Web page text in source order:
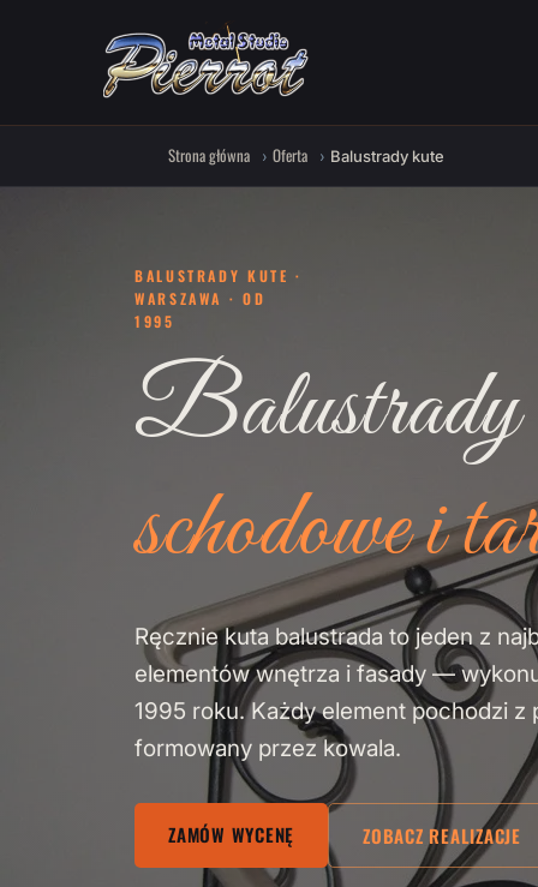
Strona główna Oferta Balustrady kute
BALUSTRADY KUTE ·
WARSZAWA · OD
1995
Balustrady
schodowe i
Ręcznie kuta balustrada to jeden z
elementów wnętrza i fasady —
1995 roku. Każdy element pochodzi z
formowany przez kowala.
ZAMÓW WYCENĘ ZOBACZ REALIZACJE